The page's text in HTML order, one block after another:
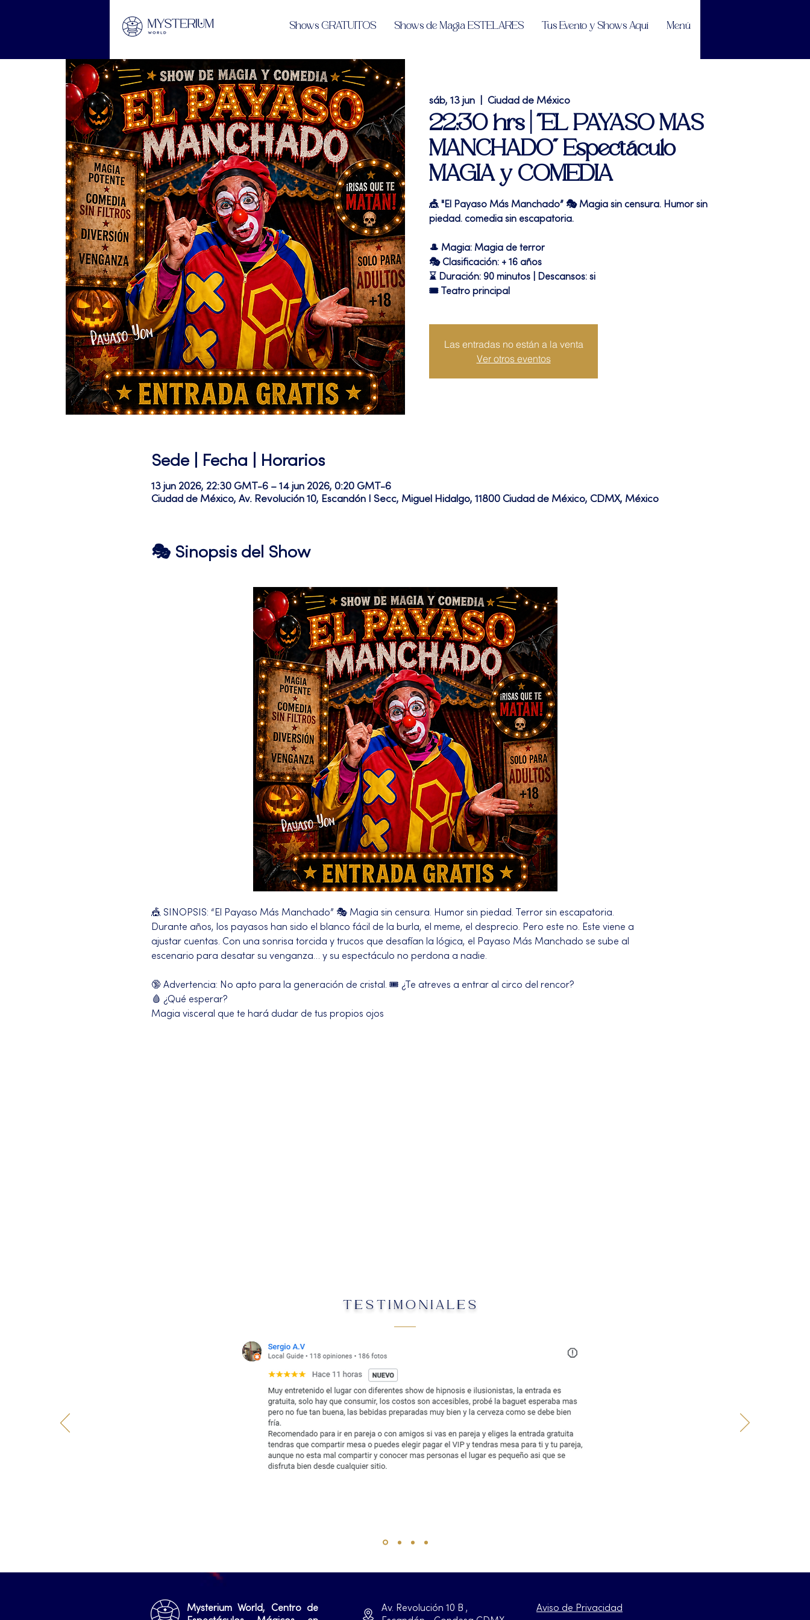
Shows GRATUITOS Shows de Magia ESTELARES Tus Evento y Shows Aquí Menú
sáb, 13 jun Ciudad de México
22:30 hrs | "EL PAYASO MAS
MANCHADO" Espectáculo
MAGIA y COMEDIA
🎪 "El Payaso Más Manchado” 🎭 Magia sin censura. Humor sin
piedad. comedia sin escapatoria.
🎩 Magia: Magia de terror
🎭 Clasificación: + 16 años
⌛ Duración: 90 minutos | Descansos: si
🎟 Teatro principal
Las entradas no están a la venta
Ver otros eventos
Sede | Fecha | Horarios
13 jun 2026, 22:30 GMT-6 – 14 jun 2026, 0:20 GMT-6
Ciudad de México, Av. Revolución 10, Escandón I Secc, Miguel Hidalgo, 11800 Ciudad de México, CDMX, México
🎭 Sinopsis del Show
🎪 SINOPSIS: “El Payaso Más Manchado” 🎭 Magia sin censura. Humor sin piedad. Terror sin escapatoria.
Durante años, los payasos han sido el blanco fácil de la burla, el meme, el desprecio. Pero este no. Este viene a
ajustar cuentas. Con una sonrisa torcida y trucos que desafían la lógica, el Payaso Más Manchado se sube al
escenario para desatar su venganza… y su espectáculo no perdona a nadie.
🔞 Advertencia: No apto para la generación de cristal. 🎟️ ¿Te atreves a entrar al circo del rencor?
🩸 ¿Qué esperar?
Magia visceral que te hará dudar de tus propios ojos
TESTIMONIALES
Mysterium World, Centro de
Av. Revolución 10 B ,
Aviso de Privacidad